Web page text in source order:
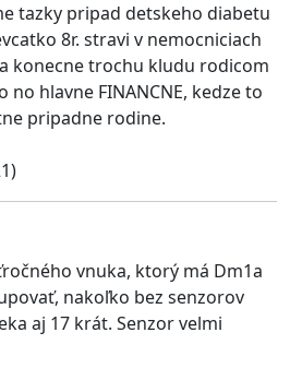
tazky pripad detskeho diabetu
8r. stravi v nemocniciach
konecne trochu kludu rodicom
no hlavne FINANCNE, kedze to
pripadne rodine.
vnuka, ktorý má Dm1a
nakoľko bez senzorov
aj 17 krát. Senzor velmi